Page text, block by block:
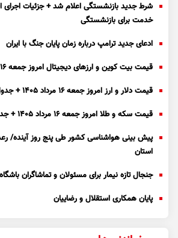
شرط جدید بازنشستگی اعلام شد + جزئیات اجرای
خدمت برای بازنشستگی
ادعای جدید ترامپ درباره زمان پایان جنگ با ایران
قیمت بیت کوین و ارز‌های دیجیتال امروز جمعه ۱۶ مرداد ۱۴۰۵ + جدول
قیمت دلار و ارز امروز جمعه ۱۶ مرداد ۱۴۰۵ + جدول
قیمت سکه و طلا امروز جمعه ۱۶ مرداد ۱۴۰۵ + جدول
استان
جنجال تازه نیمار برای مسئولان و تماشاگران
پایان همکاری استقلال و رضاییان